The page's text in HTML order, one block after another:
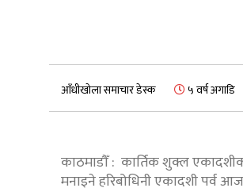
आँधीखोला समाचार डेस्क ५ वर्ष अगाडि
काठमाडौँ : कार्तिक शुक्ल
मनाइने हरिबोधिनी एकादशी पर्व